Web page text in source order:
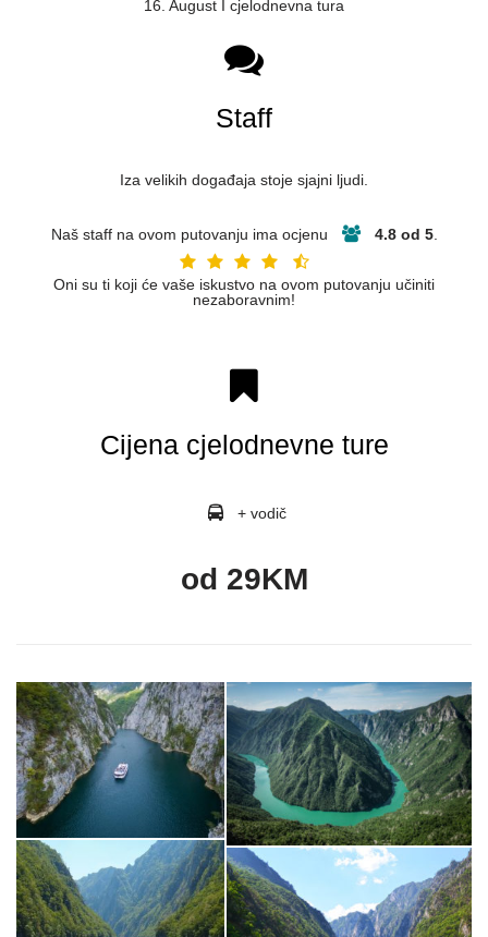
16. August I cjelodnevna tura
Staff
Iza velikih događaja stoje sjajni ljudi.
Naš staff na ovom putovanju ima ocjenu 4.8 od 5.
Oni su ti koji će vaše iskustvo na ovom putovanju učiniti
nezaboravnim!
Cijena cjelodnevne ture
+ vodič
od 29KM